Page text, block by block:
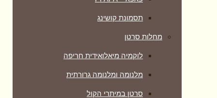
תסמונת קושינג
מחלות סרטן
לוקמיה מיאלואידית חריפה
מלנומה ומלנומה גרורתית
סרטן במיתרי הקול